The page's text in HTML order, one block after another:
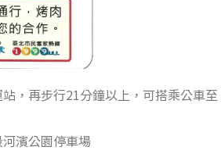
，再步行21分鐘以上，可搭乘公車
濱公園停車場